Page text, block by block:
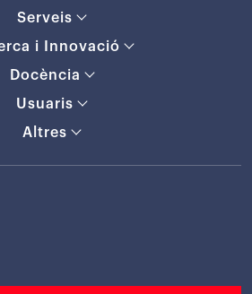
Serveis
i Innovació
Docència
Usuaris
Altres